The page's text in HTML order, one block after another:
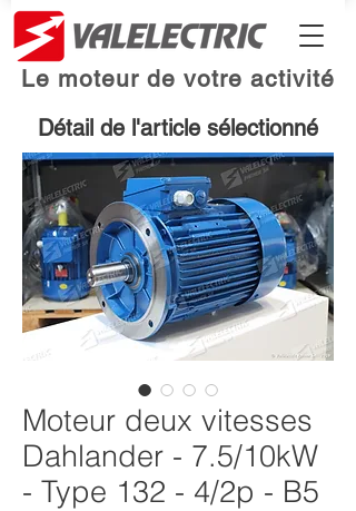
Le moteur de votre activité
Détail de l'article sélectionné
Moteur deux vitesses
Dahlander - 7.5/10kW
- Type 132 - 4/2p - B5